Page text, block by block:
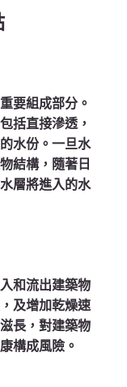
要組成部分。
括直接滲透，
水份。一旦水
結構，隨著日
層將進入的水
和流出建築物
及增加乾燥速
長，對建築物
構成風險。